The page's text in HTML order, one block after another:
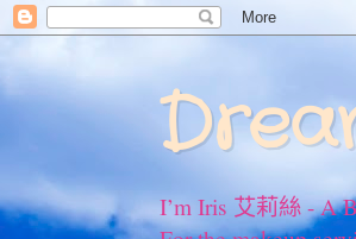
I’m Iris 艾莉絲 - A